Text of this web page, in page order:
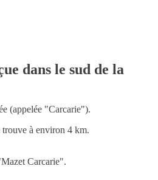
dans le sud de la
(appelée "Carcarie").
trouve à environ 4 km.
Carcarie".